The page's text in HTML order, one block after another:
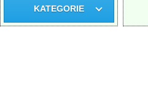
KATEGORIE